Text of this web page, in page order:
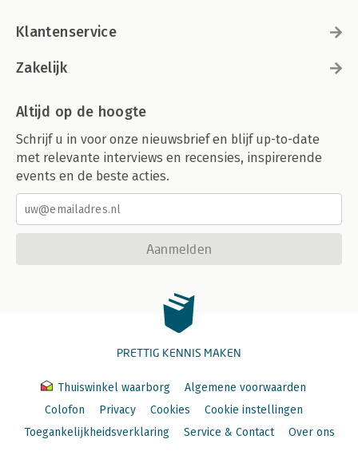
Klantenservice
Zakelijk
Altijd op de hoogte
Schrijf u in voor onze nieuwsbrief en blijf up-to-date
met relevante interviews en recensies, inspirerende
events en de beste acties.
Aanmelden
PRETTIG KENNIS MAKEN
Thuiswinkel waarborg
Algemene voorwaarden
Colofon
Privacy Cookies
Cookie instellingen
Toegankelijkheidsverklaring
Service & Contact Over ons